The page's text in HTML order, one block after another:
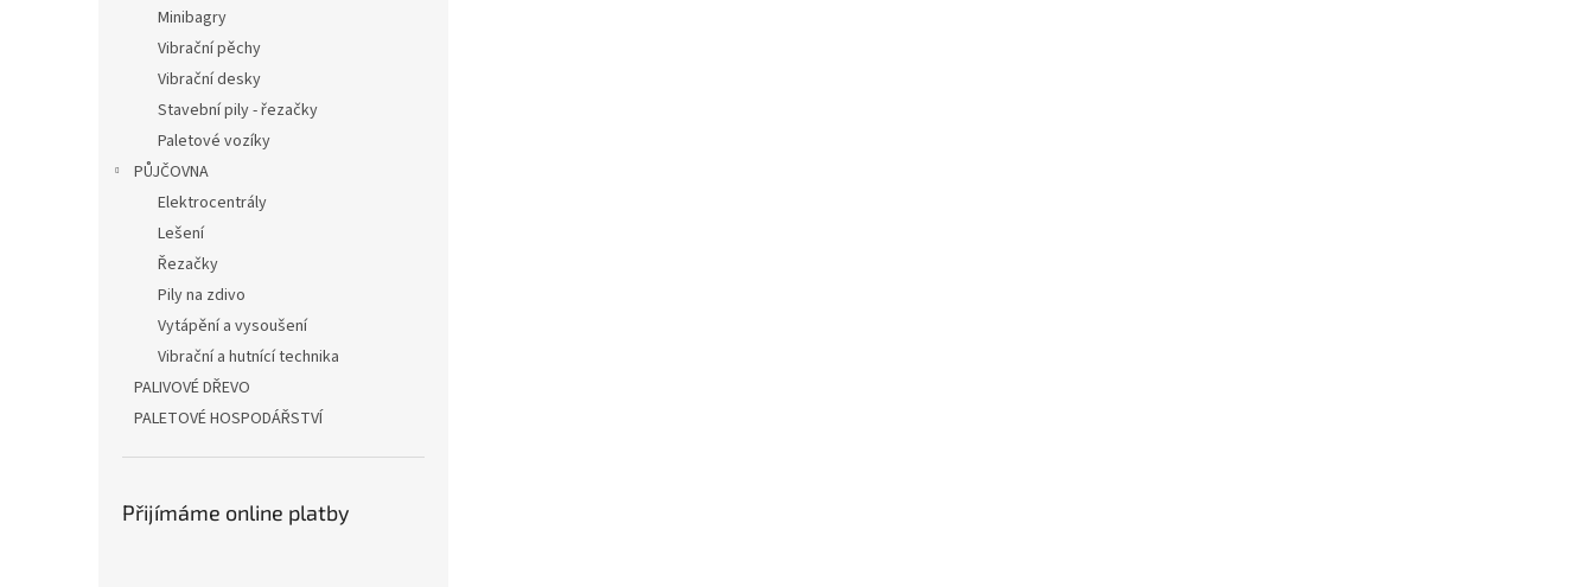
Minibagry
Vibrační pěchy
Vibrační desky
Stavební pily - řezačky
Paletové vozíky
PŮJČOVNA
Elektrocentrály
Lešení
Řezačky
Pily na zdivo
Vytápění a vysoušení
Vibrační a hutnící technika
PALIVOVÉ DŘEVO
PALETOVÉ HOSPODÁŘSTVÍ
Přijímáme online platby